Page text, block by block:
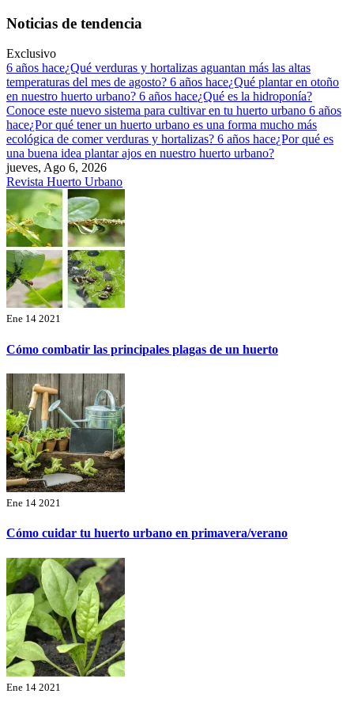
Saltar
contenido
Noticias de tendencia
Exclusivo
6 años hace¿Qué verduras y hortalizas aguantan más las altas
temperaturas del mes de agosto? 6 años hace¿Qué plantar en otoño
en nuestro huerto urbano? 6 años hace¿Qué es la hidroponía?
Conoce este nuevo sistema para cultivar en tu huerto urbano 6 años
hace¿Por qué tener un huerto urbano es una forma mucho más
ecológica de comer verduras y hortalizas? 6 años hace¿Por qué es
una buena idea plantar ajos en nuestro huerto urbano?
jueves, Ago 6, 2026
Revista Huerto Urbano
Ene 14 2021
Cómo combatir las principales plagas de un huerto
Ene 14 2021
Cómo cuidar tu huerto urbano en primavera/verano
Ene 14 2021